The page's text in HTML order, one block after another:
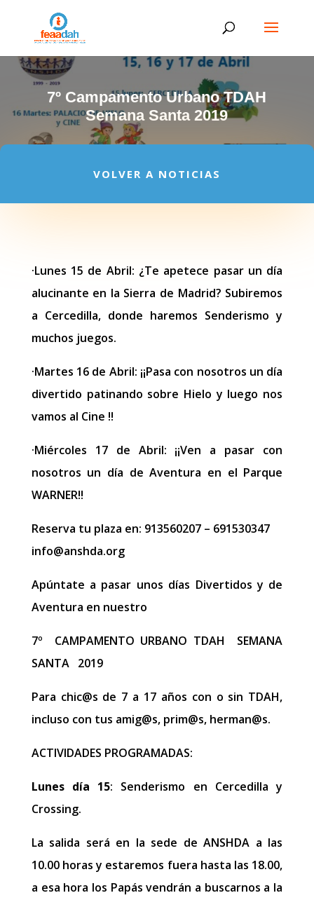
7º Campamento Urbano TDAH
Semana Santa 2019
VOLVER A NOTICIAS
·Lunes 15 de Abril: ¿Te apetece pasar un día
alucinante en la Sierra de Madrid? Subiremos
a Cercedilla, donde haremos Senderismo y
muchos juegos.
·Martes 16 de Abril: ¡¡Pasa con nosotros un día
divertido patinando sobre Hielo y luego nos
vamos al Cine !!
·Miércoles 17 de Abril: ¡¡Ven a pasar con
nosotros un día de Aventura en el Parque
WARNER!!
Reserva tu plaza en: 913560207 – 691530347
info@anshda.org
Apúntate a pasar unos días Divertidos y de
Aventura en nuestro
7º CAMPAMENTO URBANO TDAH SEMANA
SANTA 2019
Para chic@s de 7 a 17 años con o sin TDAH,
incluso con tus amig@s, prim@s, herman@s.
ACTIVIDADES PROGRAMADAS:
Lunes día 15: Senderismo en Cercedilla y
Crossing.
La salida será en la sede de ANSHDA a las
10.00 horas y estaremos fuera hasta las 18.00,
a esa hora los Papás vendrán a buscarnos a la